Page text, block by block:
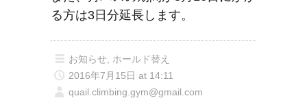
る方は3日分延長します。
お知らせ
ホールド替え
2016年7月15日 at 14:11
quail.climbing.gym@gmail.com